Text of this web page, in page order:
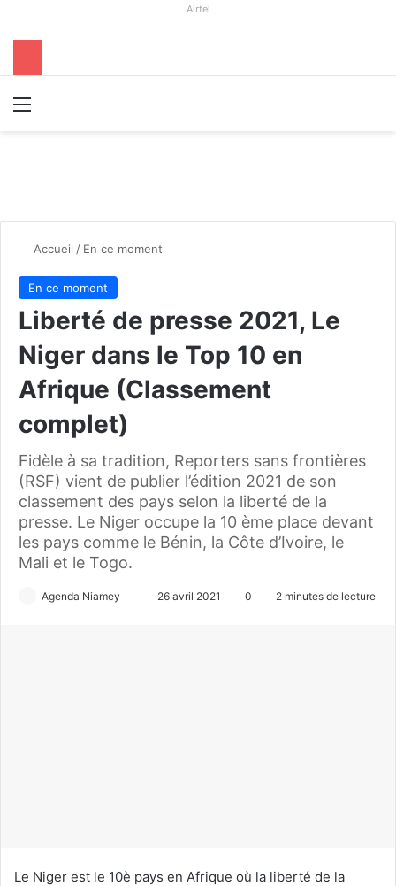
Airtel
Accueil / En ce moment
En ce moment
Liberté de presse 2021, Le
Niger dans le Top 10 en
Afrique (Classement
complet)
Fidèle à sa tradition, Reporters sans frontières
(RSF) vient de publier l’édition 2021 de son
classement des pays selon la liberté de la
presse. Le Niger occupe la 10 ème place devant
les pays comme le Bénin, la Côte d’Ivoire, le
Mali et le Togo.
Agenda Niamey
r
26 avril 2021 0 2 minutes de lecture
Le Niger est le 10è pays en Afrique où la liberté de la